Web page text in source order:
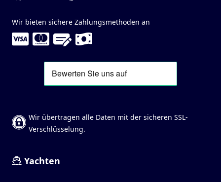
Wir bieten sichere Zahlungsmethoden an
Wir übertragen alle Daten mit der sicheren SSL-
Verschlüsselung.
Yachten